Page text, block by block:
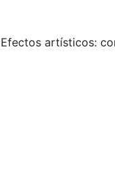
Efectos artísticos: